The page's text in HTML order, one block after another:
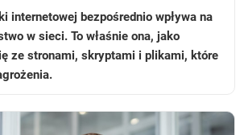
internetowej bezpośrednio wpływa na
w sieci. To właśnie ona, jako
ze stronami, skryptami i plikami, które